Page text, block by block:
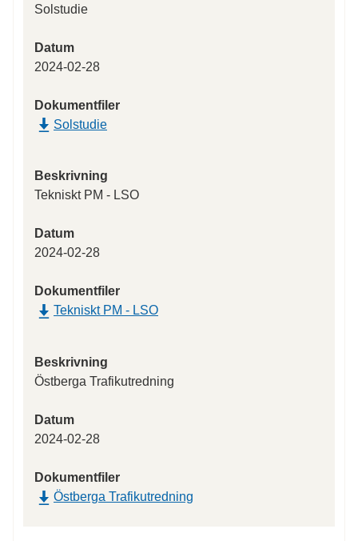
Solstudie
Datum
2024-02-28
Dokumentfiler
Solstudie
Beskrivning
Tekniskt PM - LSO
Datum
2024-02-28
Dokumentfiler
Tekniskt PM - LSO
Beskrivning
Östberga Trafikutredning
Datum
2024-02-28
Dokumentfiler
Östberga Trafikutredning